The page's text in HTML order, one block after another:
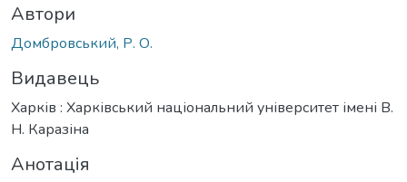
Автори
Домбровський, Р. О.
Видавець
Харків : Харківський національний університет імені В.
Н. Каразіна
Анотація